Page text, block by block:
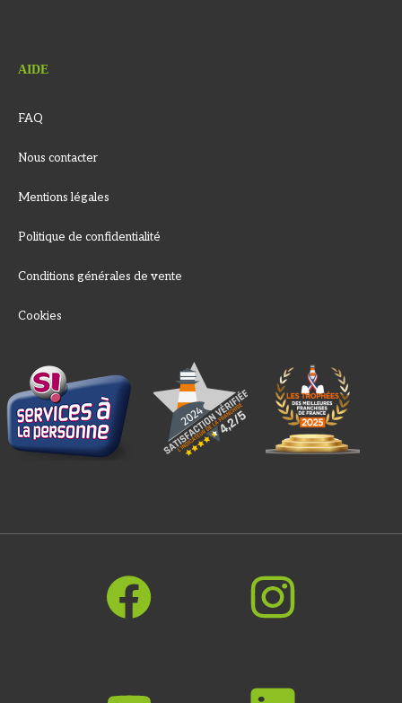
AIDE
FAQ
Nous contacter
Mentions légales
Politique de confidentialité
Conditions générales de vente
Cookies